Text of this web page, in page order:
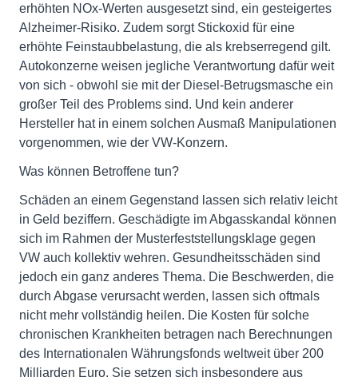
erhöhten NOx-Werten ausgesetzt sind, ein gesteigertes
Alzheimer-Risiko. Zudem sorgt Stickoxid für eine
erhöhte Feinstaubbelastung, die als krebserregend gilt.
Autokonzerne weisen jegliche Verantwortung dafür weit
von sich - obwohl sie mit der Diesel-Betrugsmasche ein
großer Teil des Problems sind. Und kein anderer
Hersteller hat in einem solchen Ausmaß Manipulationen
vorgenommen, wie der VW-Konzern.
Was können Betroffene tun?
Schäden an einem Gegenstand lassen sich relativ leicht
in Geld beziffern. Geschädigte im Abgasskandal können
sich im Rahmen der Musterfeststellungsklage gegen
VW auch kollektiv wehren. Gesundheitsschäden sind
jedoch ein ganz anderes Thema. Die Beschwerden, die
durch Abgase verursacht werden, lassen sich oftmals
nicht mehr vollständig heilen. Die Kosten für solche
chronischen Krankheiten betragen nach Berechnungen
des Internationalen Währungsfonds weltweit über 200
Milliarden Euro. Sie setzen sich insbesondere aus